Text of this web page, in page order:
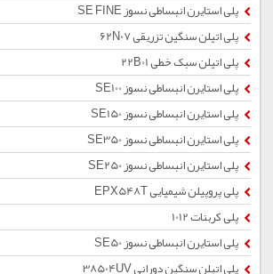
پلی استایرن انبساطی نسوز SE FINE
پلی اتیلن سنگین تزریقی 62N07
پلی اتیلن سبک خطی 22B01
پلی استایرن انبساطی نسوز SE100
پلی استایرن انبساطی نسوز SE150
پلی استایرن انبساطی نسوز SE350
پلی استایرن انبساطی نسوز SE250
پلی پروپیلن شیمیایی EPX548T
پلی کربنات 1012
پلی استایرن انبساطی نسوز SE50
پلی اتیلن سنگین دورانی 38504UV